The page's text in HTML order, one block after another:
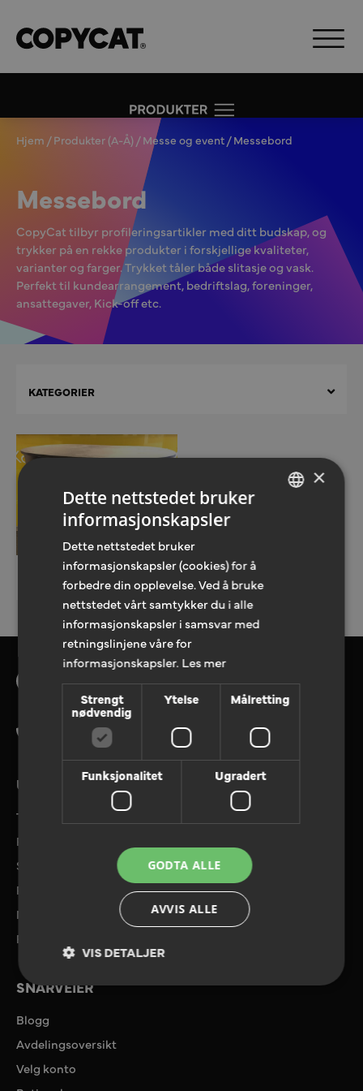
Hjem /Produkter (A-Å) /Messe og event/ Messebord
Messebord
CopyCat tilbyr profileringsartikler med ditt budskap, og
trykker på en rekke produkter i forskjellige kvaliteter,
varianter og farger. Trykket tåler både slitasje og vask.
Perfekt til kundearrangement, bedriftslag, foreninger,
ansattegaver, Kick-off etc.
KATEGORIER
Messe og event
Messebord, oval
Tlf. 08180
UTVALGTE TJENESTER
Tilbudforespørsel
Referanser
Send filer
Priser og tilbud
Miljø
Ryggkalkulator
SNARVEIER
Blogg
Avdelingsoversikt
Velg konto
×
Dette nettstedet bruker
informasjonskapsler
Dette nettstedet bruker
informasjonskapsler (cookies) for å
forbedre din opplevelse. Ved å bruke
nettstedet vårt samtykker du i alle
informasjonskapsler i samsvar med
retningslinjene våre for
informasjonskapsler. Les mer
Strengt
nødvendig
Ytelse Målretting
Funksjonalitet Ugradert
GODTA ALLE
AVVIS ALLE
VIS DETALJER